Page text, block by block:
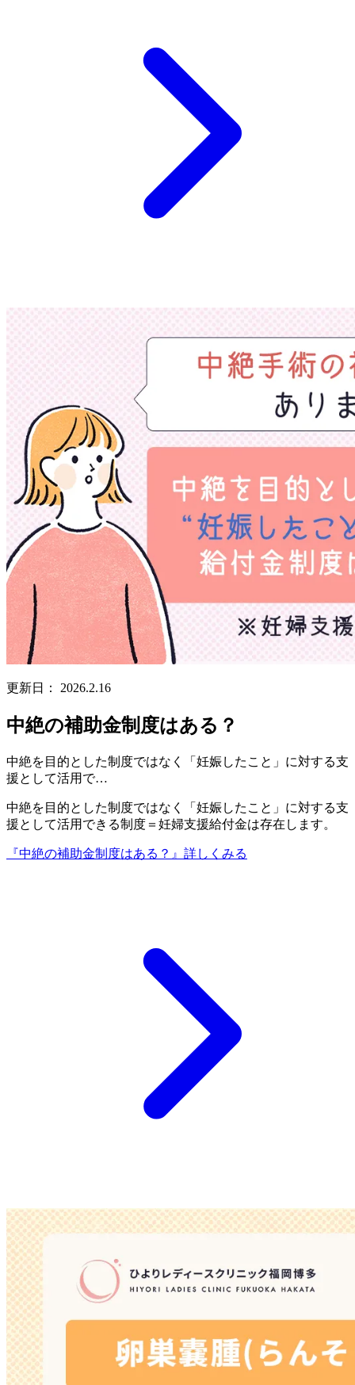
更新日： 2026.2.16
中絶の補助金制度はある？
中絶を目的とした制度ではなく「妊娠したこと」に対する支
援として活用で…
中絶を目的とした制度ではなく「妊娠したこと」に対する支
援として活用できる制度＝妊婦支援給付金は存在します。
『中絶の補助金制度はある？』 詳しくみる